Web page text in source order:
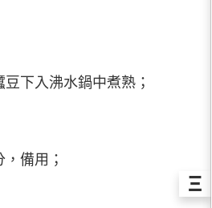
下入沸水鍋中煮熟；
備用；
Ξ